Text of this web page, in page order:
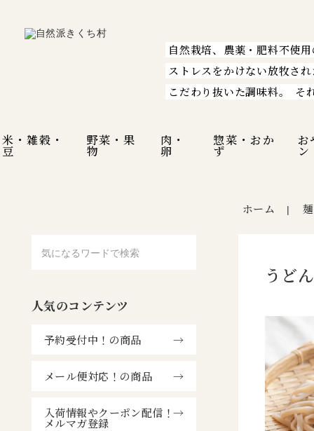
自然栽培、農薬・肥料不使
ストレスをかけない放牧さ
こだわり抜いた調味料。
そ
米・雑穀・
豆
野菜・果
物
肉・
卵
惣菜・おか
ず
お
ン
ホーム |
うど
人気のコンテンツ
予約受付中！の商品
メール便対応！の商品
入荷情報やクーポン配信！
メルマガ登録